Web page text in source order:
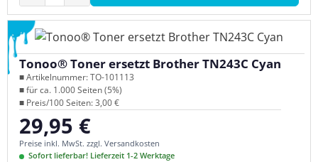
Tonoo® Toner ersetzt Brother TN243C Cyan
■ Artikelnummer: TO-101113
■ für ca. 1.000 Seiten (5%)
■ Preis/100 Seiten: 3,00 €
Regulärer Preis:
29,95 €
Preise inkl. MwSt. zzgl. Versandkosten
Sofort lieferbar! Lieferzeit 1-2 Werktage